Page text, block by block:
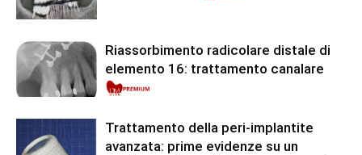
Riassorbimento radicolare distale di
elemento 16: trattamento canalare
Trattamento della peri-implantite
avanzata: prime evidenze su un